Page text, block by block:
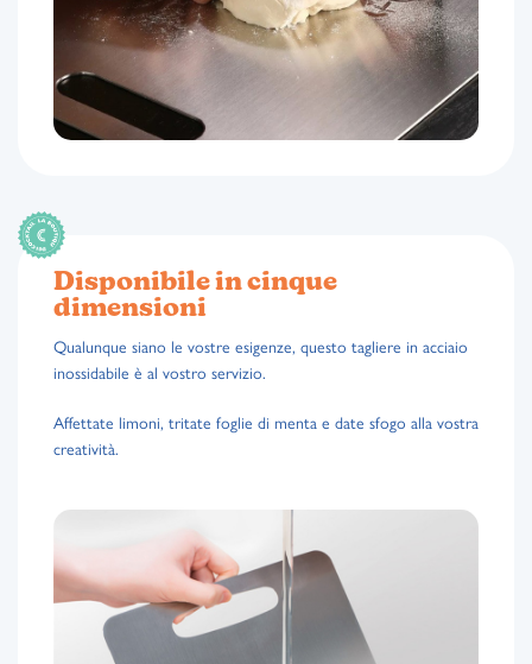
Disponibile in cinque
dimensioni
Qualunque siano le vostre esigenze, questo tagliere in acciaio
inossidabile è al vostro servizio.
Affettate limoni, tritate foglie di menta e date sfogo alla vostra
creatività.